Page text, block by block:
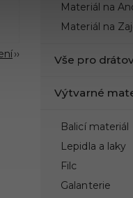
Materiál na
Materiál na
Vše pro
Výtvarné
Balicí materiál
Lepidla a laky
Filc
Galanterie